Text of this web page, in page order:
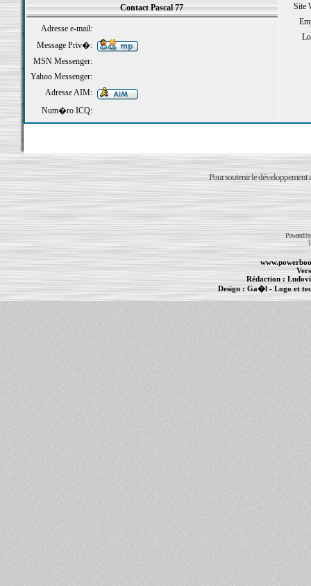
Site
Contact Pascal 77
Adresse e-mail:
Message Priv�:
MSN Messenger:
Yahoo Messenger:
Adresse AIM:
Num�ro ICQ:
Pour soutenir le développement
Powered
Rédaction :
Design : Ga�l- Logo et